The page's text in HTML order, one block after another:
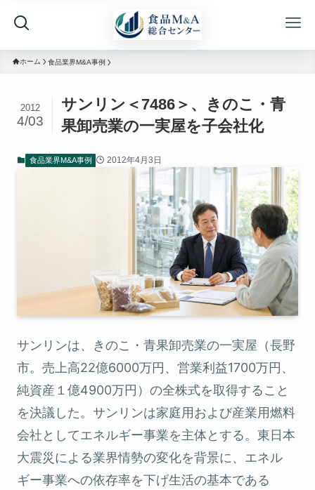
ホーム 食品業界M&A事例
サンリン＜7486＞、きのこ・青
果卸売業の一実屋を子会社化
2012
4/03
食品業界M&A事例 2012年4月3日
サンリンは、きのこ・青果卸売業の一実屋（長野
市。売上高22億6000万円、営業利益1700万円、
純資産１億4900万円）の全株式を取得すること
を決議した。サンリンは家庭用および産業用燃料
会社としてエネルギー事業を主体とする。東日本
大震災による業界情勢の変化を背景に、エネル
ギー事業への依存率を下げ生活の基本である